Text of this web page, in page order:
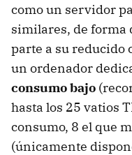
como un servidor
similares, de forma
parte a su reducido
un ordenador
consumo bajo
hasta los 25 vatios
consumo, 8 el que
(únicamente